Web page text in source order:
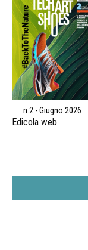
n.2 - Giugno 2026
Edicola web